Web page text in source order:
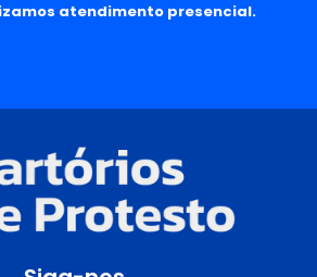
atendimento presencial.